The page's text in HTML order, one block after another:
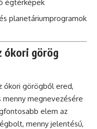
égtérképek
planetáriumprogramok
ókori görög
ókori görögből ered,
megnevezésére
elem az
égbolt, menny jelentésű,